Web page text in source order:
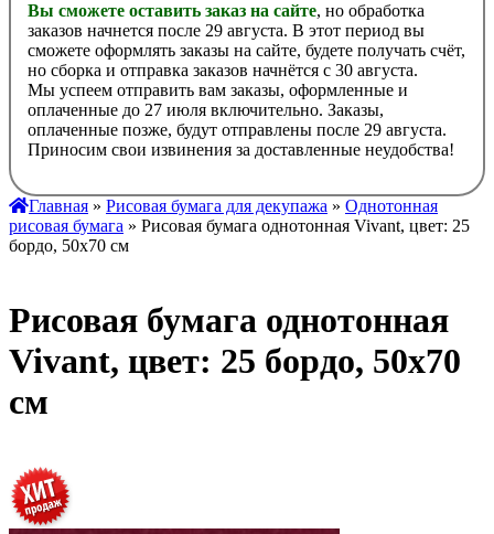
Вы сможете оставить заказ на сайте, но обработка
заказов начнется после 29 августа. В этот период вы
сможете оформлять заказы на сайте, будете получать счёт,
но сборка и отправка заказов начнётся с 30 августа.
Мы успеем отправить вам заказы, оформленные и
оплаченные до 27 июля включительно. Заказы,
оплаченные позже, будут отправлены после 29 августа.
Приносим свои извинения за доставленные неудобства!
Главная » Рисовая бумага для декупажа » Однотонная
рисовая бумага » Рисовая бумага однотонная Vivant, цвет: 25
бордо, 50х70 см
Рисовая бумага однотонная
Vivant, цвет: 25 бордо, 50х70
см